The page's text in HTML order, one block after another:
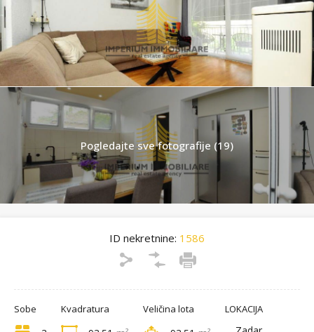
Pogledajte sve fotografije (19)
ID nekretnine: 1586
Sobe Kvadratura Veličina lota LOKACIJA